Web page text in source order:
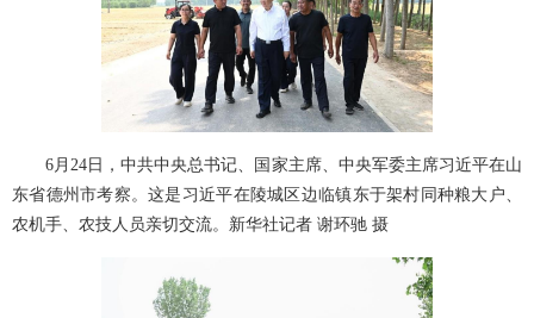
6月24日，中共中央总书记、国家主席、中央军委主席习近平在山
东省德州市考察。这是习近平在陵城区边临镇东于架村同种粮大户、
农机手、农技人员亲切交流。新华社记者 谢环驰 摄